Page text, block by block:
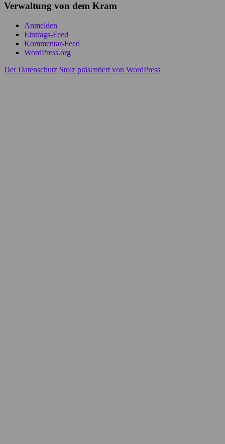
Verwaltung von dem Kram
Anmelden
Eintrags-Feed
Kommentar-Feed
WordPress.org
Der Datenschutz Stolz präsentiert von WordPress